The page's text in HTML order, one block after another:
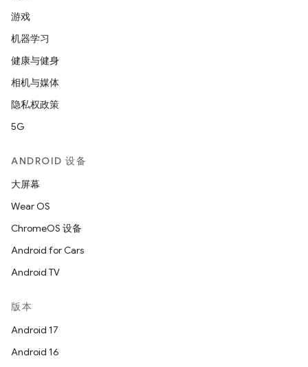
游戏
机器学习
健康与健身
相机与媒体
隐私权政策
5G
ANDROID 设备
大屏幕
Wear OS
ChromeOS 设备
Android for Cars
Android TV
版本
Android 17
Android 16